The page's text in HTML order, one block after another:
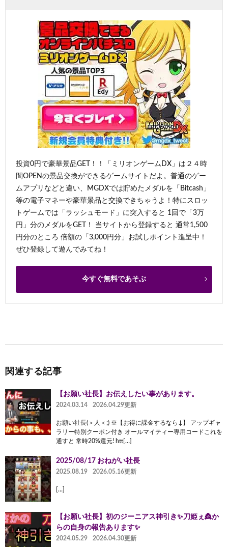
投資0円で豪華景品GET！！「ミリオンゲームDX」は２４時
間OPENの景品交換ができるゲームサイトだよ。普通のゲー
ムアプリなどと違い、MGDXでは貯めたメダルを「Bitcash」
等の電子マネーや豪華景品と交換できちゃうよ！特にスロッ
トゲームでは「ラッシュモード」に突入すると 1回で「3万
円」分のメダルをGET！ 当サイトから登録すると 通常1,500
円分のところ 倍額の「3,000円分」お試しポイント進呈中！
ぜひ登録して遊んでみてね！
今すぐ無料であそぶ
関連する記事
【お願い社長】お伝えしたい事があります。
2024.03.14 2026.04.29更新
お願い社長(＞人＜;) ※【お得に課金するなら↓】 アップギャ
ラリー特別クーポン付き オールマイティー専用コードこれを
通すと 常時20%還元! htt[…]
2025/08/17 おねがい社長
2025.08.19 2026.05.16更新
[…]
【お願い社長】初のジーニアス神引き✨刀姫ぇ👸か
らの自身の報告あります✨
2024.05.29 2026.04.30更新